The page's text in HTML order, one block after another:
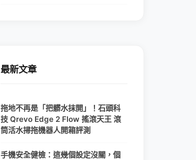
最新文章
拖地不再是「把髒水抹開」！石頭科
技 Qrevo Edge 2 Flow 搖滾天王 滾
筒活水掃拖機器人開箱評測
手機安全健檢：這幾個設定沒關，個